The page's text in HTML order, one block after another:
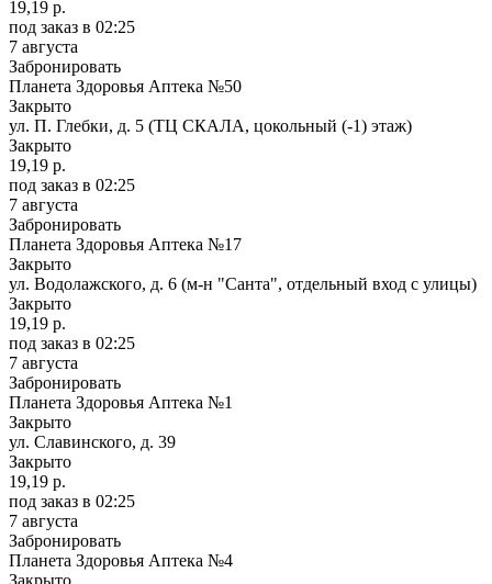
19,19 р.
под заказ в 02:25
7 августа
Забронировать
Планета Здоровья Аптека №50
Закрыто
ул. П. Глебки, д. 5 (ТЦ СКАЛА, цокольный (-1) этаж)
Закрыто
19,19 р.
под заказ в 02:25
7 августа
Забронировать
Планета Здоровья Аптека №17
Закрыто
ул. Водолажского, д. 6 (м-н "Санта", отдельный вход с улицы)
Закрыто
19,19 р.
под заказ в 02:25
7 августа
Забронировать
Планета Здоровья Аптека №1
Закрыто
ул. Славинского, д. 39
Закрыто
19,19 р.
под заказ в 02:25
7 августа
Забронировать
Планета Здоровья Аптека №4
Закрыто